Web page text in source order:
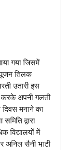
गया जिसमें
पूजन तिलक
उतारी इस
करके अपनी गलती
मनाने का
द्वारा
विद्यालयों में
अनिल सैनी भाटी